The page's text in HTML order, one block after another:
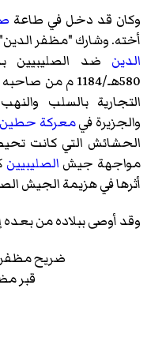
وكان قد دخل في طاعة
أخته. وشارك "مظفر
الدين ضد الصليبيين
580هـ/1184 م من صاحبه "
التجارية بالسلب
والجزيرة فيمعركة حطين
الحشائش التي كانت
مواجهة جيش الصليبيين
أثرها في هزيمة الجيش
وقد أوصى ببلاده من بعده
ضريح مظفر
قبر